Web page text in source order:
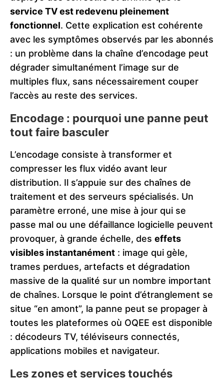
service TV est redevenu pleinement
fonctionnel. Cette explication est cohérente
avec les symptômes observés par les abonnés
: un problème dans la chaîne d’encodage peut
dégrader simultanément l’image sur de
multiples flux, sans nécessairement couper
l’accès au reste des services.
Encodage : pourquoi une panne peut
tout faire basculer
L’encodage consiste à transformer et
compresser les flux vidéo avant leur
distribution. Il s’appuie sur des chaînes de
traitement et des serveurs spécialisés. Un
paramètre erroné, une mise à jour qui se
passe mal ou une défaillance logicielle peuvent
provoquer, à grande échelle, des effets
visibles instantanément : image qui gèle,
trames perdues, artefacts et dégradation
massive de la qualité sur un nombre important
de chaînes. Lorsque le point d’étranglement se
situe “en amont”, la panne peut se propager à
toutes les plateformes où OQEE est disponible
: décodeurs TV, téléviseurs connectés,
applications mobiles et navigateur.
Les zones et services touchés